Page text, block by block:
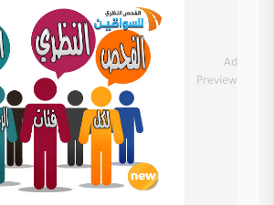
Ad
Preview